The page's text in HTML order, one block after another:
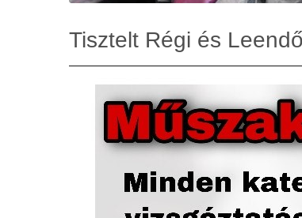
Tisztelt Régi és